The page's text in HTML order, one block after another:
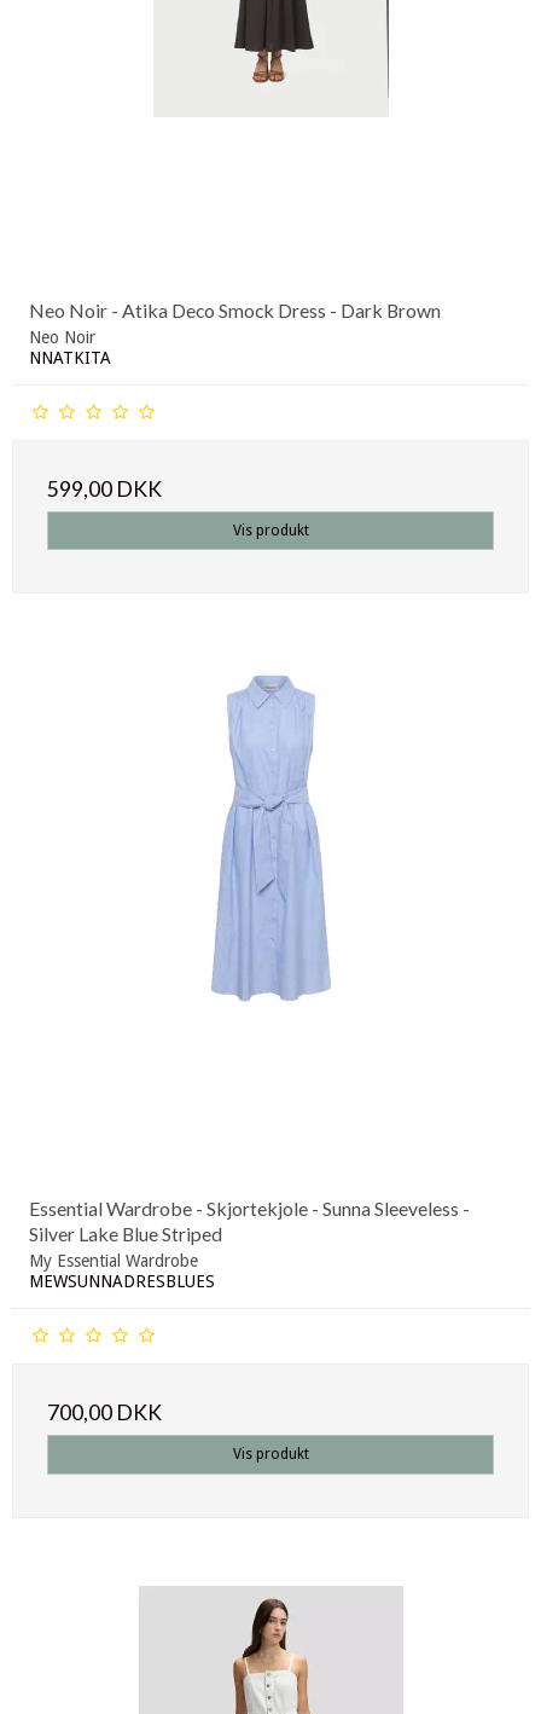
Neo Noir - Atika Deco Smock Dress - Dark Brown
Neo Noir
NNATKITA
599,00 DKK
Vis produkt
Essential Wardrobe - Skjortekjole - Sunna Sleeveless -
Silver Lake Blue Striped
My Essential Wardrobe
MEWSUNNADRESBLUES
700,00 DKK
Vis produkt